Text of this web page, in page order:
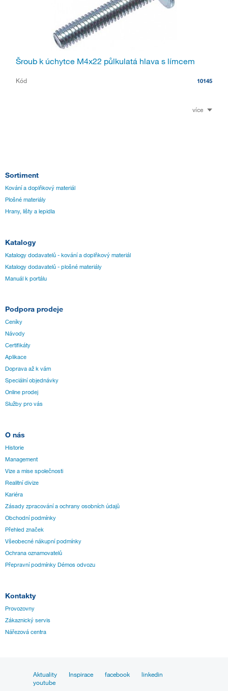
Šroub k úchytce M4x22 půlkulatá hlava s límcem
Kód 10145
více
Sortiment
Kování a doplňkový materiál
Plošné materiály
Hrany, lišty a lepidla
Katalogy
Katalogy dodavatelů - kování a doplňkový materiál
Katalogy dodavatelů - plošné materiály
Manuál k portálu
Podpora prodeje
Ceníky
Návody
Certifikáty
Aplikace
Doprava až k vám
Speciální objednávky
Online prodej
Služby pro vás
O nás
Historie
Management
Vize a mise společnosti
Realitní divize
Kariéra
Zásady zpracování a ochrany osobních údajů
Obchodní podmínky
Přehled značek
Všeobecné nákupní podmínky
Ochrana oznamovatelů
Přepravní podmínky Démos odvozu
Kontakty
Provozovny
Zákaznický servis
Nářezová centra
Aktuality Inspirace facebook
linkedin
youtube